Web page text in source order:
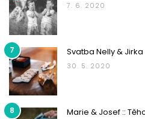
7. 6. 2020
7 Svatba Nelly &
30. 5. 2020
8 Marie & Josef ::